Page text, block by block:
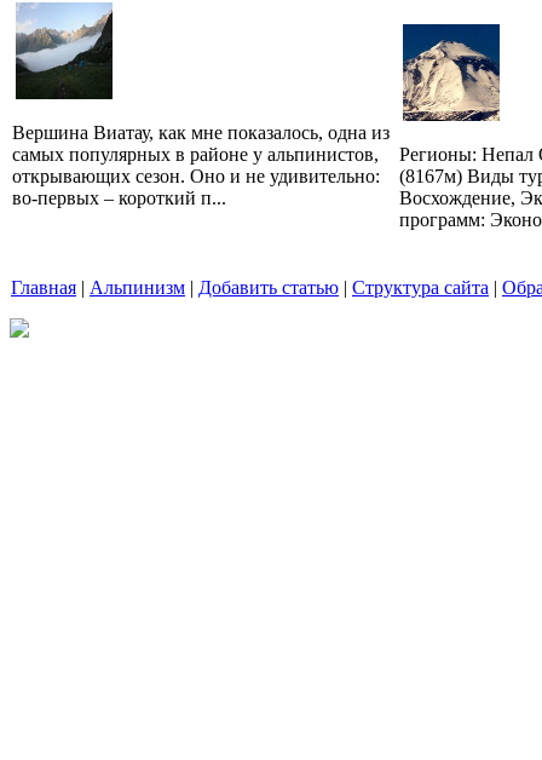
Вершина Виатау, как мне показалось, одна из
самых популярных в районе у альпинистов,
открывающих сезон. Оно и не удивительно:
во-первых – короткий п...
Регионы: Непал
(8167м) Виды
Восхождение,
программ:
Главная | Альпинизм | Добавить статью | Структура сайта |